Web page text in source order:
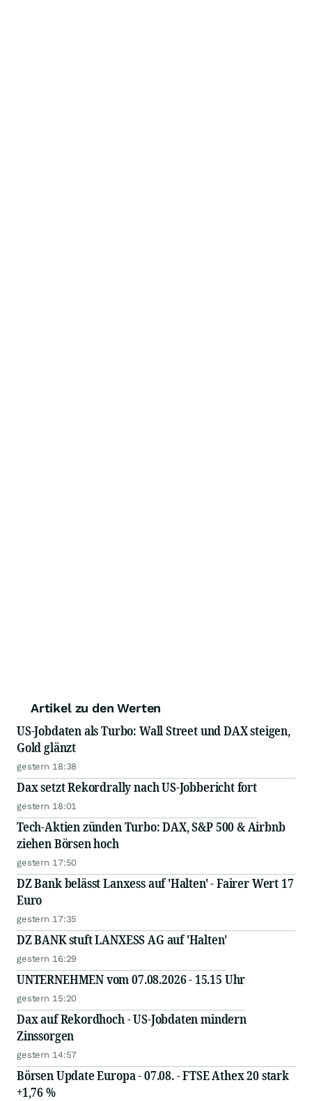
Artikel zu den Werten
US-Jobdaten als Turbo: Wall Street und DAX steigen,
Gold glänzt
gestern 18:38
Dax setzt Rekordrally nach US-Jobbericht fort
gestern 18:01
Tech-Aktien zünden Turbo: DAX, S&P 500 & Airbnb
ziehen Börsen hoch
gestern 17:50
DZ Bank belässt Lanxess auf 'Halten' - Fairer Wert 17
Euro
gestern 17:35
DZ BANK stuft LANXESS AG auf 'Halten'
gestern 16:29
UNTERNEHMEN vom 07.08.2026 - 15.15 Uhr
gestern 15:20
Dax auf Rekordhoch - US-Jobdaten mindern
Zinssorgen
gestern 14:57
Börsen Update Europa - 07.08. - FTSE Athex 20 stark
+1,76 %